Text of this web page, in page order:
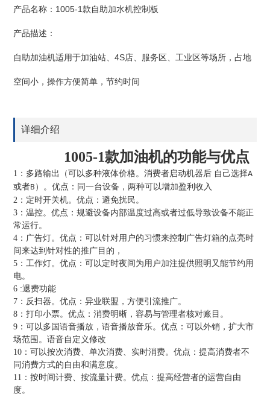
产品名称：1005-1款自助加水机控制板
产品描述：
自助加油机适用于加油站、4S店、服务区、工业区等场所，占地
空间小，操作方便简单，节约时间
详细介绍
1005-1款加油机的功能与优点
1 ：多路输出（可以多种液体价格。消费者启动机器后 自己选择A
或者B ）。优点：同一台设备，两种可以增加盈利收入
2：定时开关机。优点：避免扰民。
3：温控。优点：规避设备内部温度过高或者过低导致设备不能正
常运行。
4：广告灯。优点：可以针对用户的习惯来控制广告灯箱的点亮时
间来达到针对性的推广目的，
5：工作灯。优点：可以定时夜间为用户加注提供照明又能节约用
电。
6 :退费功能
7：反扫器。优点：异业联盟，方便引流推广。
8：打印小票。优点：消费明晰，容易与管理者核对账目。
9：可以多国语音播放，语音播放音乐。优点：可以外销，扩大市
场范围。语音自定义修改
10：可以按次消费、单次消费、实时消费。优点：提高消费者不
同消费方式的自由和满意度。
11：按时间计费、按流量计费。优点：提高经营者的运营自由
度。